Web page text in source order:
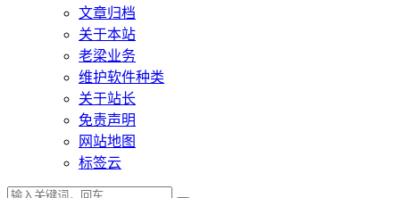
文章归档
关于本站
老梁业务
维护软件种类
关于站长
免责声明
网站地图
标签云